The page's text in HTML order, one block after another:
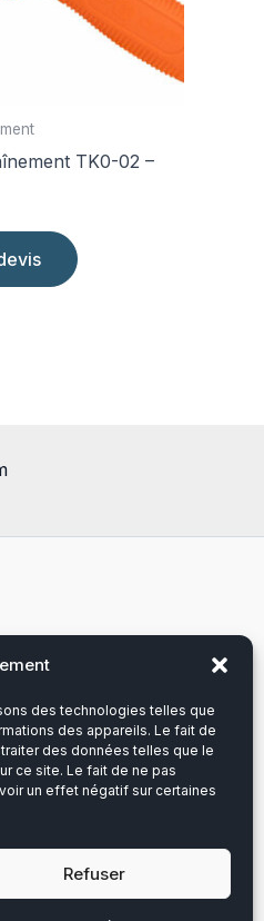
des technologies telles que
des appareils. Le fait de
des données telles que le
ce site. Le fait de ne pas
un effet négatif sur certaines
Refuser
TK0-02 –